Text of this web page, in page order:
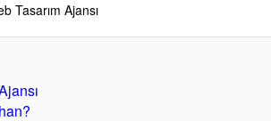
ajansı arayan otel, emlak, eğitim,
— Web tasarım, SEO altyapısı ve
Tasarım Ajansı